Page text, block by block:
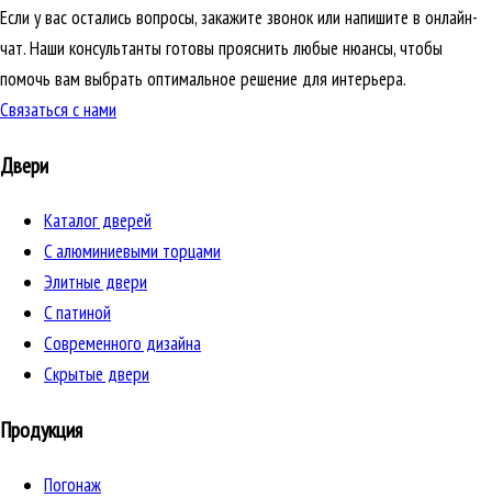
Если у вас остались вопросы, закажите звонок или напишите в онлайн-
чат. Наши консультанты готовы прояснить любые нюансы, чтобы
помочь вам выбрать оптимальное решение для интерьера.
Связаться с нами
Двери
Каталог дверей
C алюминиевыми торцами
Элитные двери
C патиной
Cовременного дизайна
Скрытые двери
Продукция
Погонаж